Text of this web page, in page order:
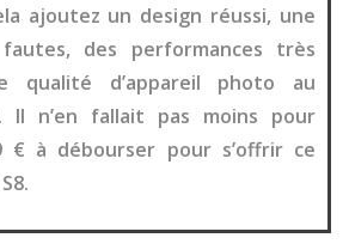
ajoutez un design réussi, une
des performances très
qualité d’appareil photo au
Il n’en fallait pas moins pour
€ à débourser pour s’offrir ce